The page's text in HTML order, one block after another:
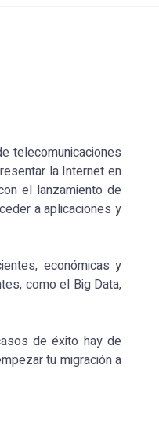
telecomunicaciones
la Internet en
el lanzamiento de
a aplicaciones y
económicas y
como el Big Data,
de éxito hay de
tu migración a